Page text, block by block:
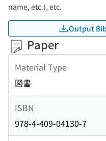
name, etc.), etc.
Output
Paper
Material Type
図書
ISBN
978-4-409-04130-7